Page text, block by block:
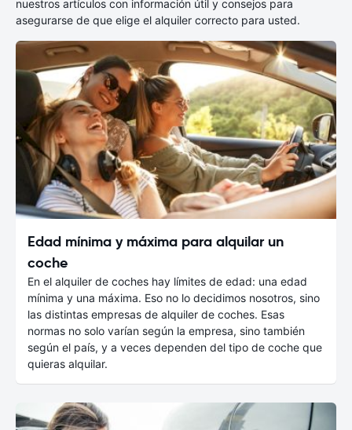
nuestros artículos con información útil y consejos para
asegurarse de que elige el alquiler correcto para usted.
Edad mínima y máxima para alquilar un
coche
En el alquiler de coches hay límites de edad: una edad
mínima y una máxima. Eso no lo decidimos nosotros, sino
las distintas empresas de alquiler de coches. Esas
normas no solo varían según la empresa, sino también
según el país, y a veces dependen del tipo de coche que
quieras alquilar.